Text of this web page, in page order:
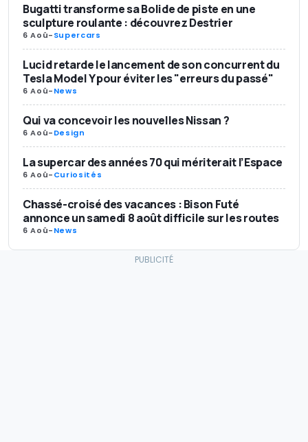
Bugatti transforme sa Bolide de piste en une
sculpture roulante : découvrez Destrier
6 Aoû-Supercars
Lucid retarde le lancement de son concurrent du
Tesla Model Y pour éviter les "erreurs du passé"
6 Aoû-News
Qui va concevoir les nouvelles Nissan ?
6 Aoû-Design
La supercar des années 70 qui mériterait l’Espace
6 Aoû-Curiosités
Chassé-croisé des vacances : Bison Futé
annonce un samedi 8 août difficile sur les routes
6 Aoû-News